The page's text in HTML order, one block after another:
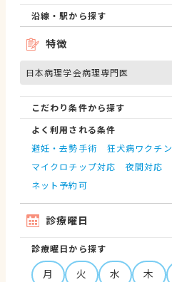
沿線・駅から探す
特徴
日本病理学会病理専門医
こだわり条件から探す
よく利用される条件
避妊・去勢手術
狂犬病ワクチン
マイクロチップ対応
夜間対応
ネット予約可
診療曜日
診療曜日から探す
月 火 水 木